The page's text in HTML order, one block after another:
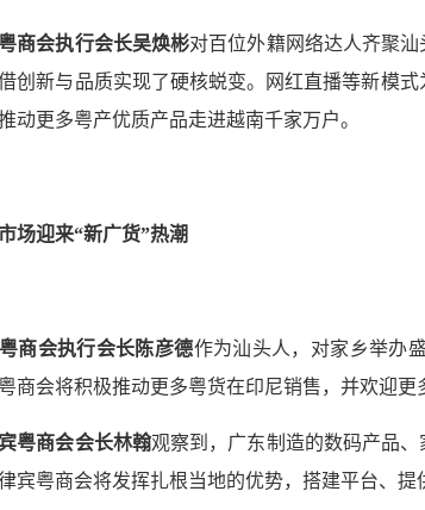
商会执行会长吴焕彬对百位外籍网络达人齐聚
创新与品质实现了硬核蜕变。网红直播等新模
动更多粤产优质产品走进越南千家万户。
场迎来“新广货”热潮
商会执行会长陈彦德作为汕头人，对家乡举办
商会将积极推动更多粤货在印尼销售，并欢迎更
粤商会会长林翰观察到，广东制造的数码产品
宾粤商会将发挥扎根当地的优势，搭建平台、提